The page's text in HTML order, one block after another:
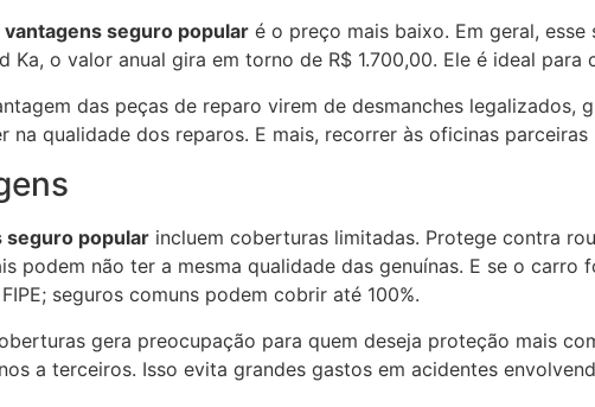
vantagens seguro popular é o preço mais baixo. Em geral,
Ka, o valor anual gira em torno de R$ 1.700,00. Ele é ideal
das peças de reparo virem de desmanches legalizados,
na qualidade dos reparos. E mais, recorrer às oficinas
seguro popular incluem coberturas limitadas. Protege contra
podem não ter a mesma qualidade das genuínas. E se o
seguros comuns podem cobrir até 100%.
gera preocupação para quem deseja proteção mais
a terceiros. Isso evita grandes gastos em acidentes